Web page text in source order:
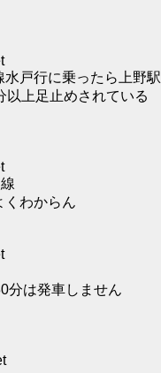
戸行に乗ったら上野駅
以上足止めされている
くわからん
分は発車しません